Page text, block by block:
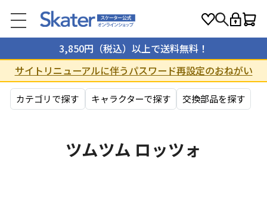
3,850円（税込）以上で送料無料！
サイトリニューアルに伴うパスワード再設定のおねがい
カテゴリで探す キャラクターで探す 交換部品を探す
ツムツム ロッツォ